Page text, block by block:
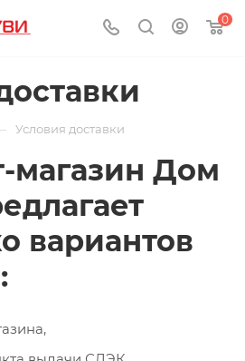
0
Условия доставки
магазин Дом
вариантов